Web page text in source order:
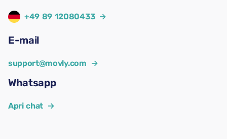
+49 89 12080433 →
E-mail
support@movly.com →
Whatsapp
Apri chat →